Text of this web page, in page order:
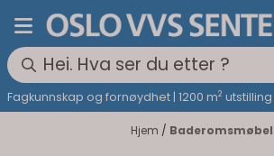
Hopp til innhold
Fagkunnskap og fornøydhet | 1200 m2 utstilling
Hjem / Baderomsmøbel